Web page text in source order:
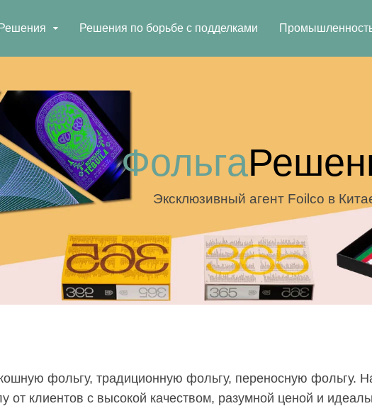
Решения по борьбе с подделками
Фольга
Эксклюзивный агент Foilco в
фольгу, традиционную фольгу, переносную фольгу.
от клиентов с высокой качеством, разумной ценой и